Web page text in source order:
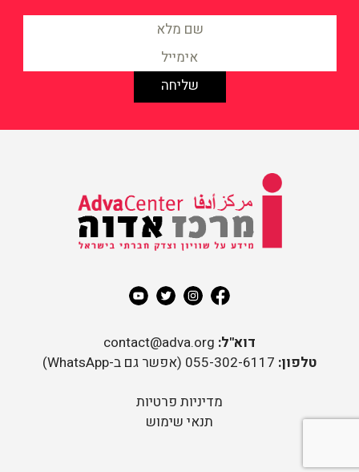
מרכז אדוה
בישראל
דוא"ל: contact@adva.org
טלפון:
מדיניות פרטיות
תנאי שימוש